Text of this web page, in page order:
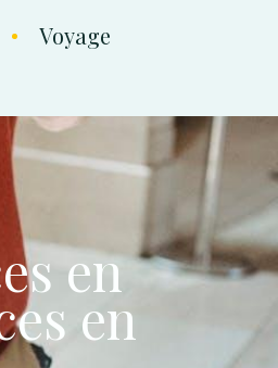
Voyage
en
en